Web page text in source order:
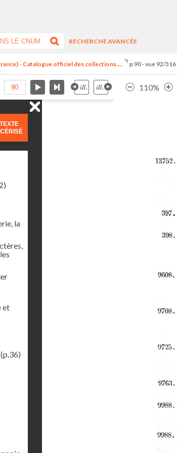
RECHERCHE AVANCÉE
- Catalogue officiel des collections.... p.90 - vue 92/316
110%
TEXTE
la
et
(p.36)